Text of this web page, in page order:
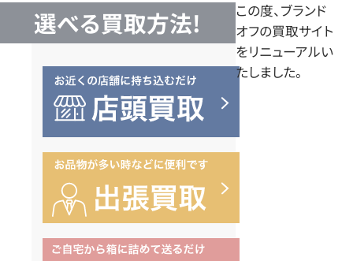
選べる買取方法!
この度、ブランド
オフの買取サイト
をリニューアルい
たしました。